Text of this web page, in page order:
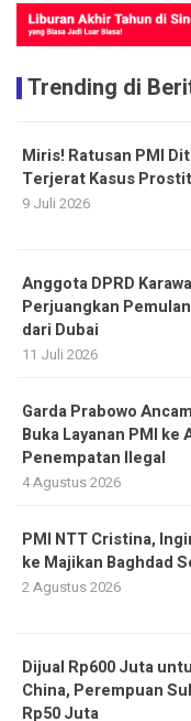
Trending di
Miris! Ratusan PMI
Terjerat Kasus
9 Juli 2026
Anggota DPRD
Perjuangkan
dari Dubai
11 Juli 2026
Garda Prabowo
Buka Layanan PMI ke
Penempatan Ilegal
4 Agustus 2026
PMI NTT Cristina,
ke Majikan Baghdad
2 Agustus 2026
Dijual Rp600 Juta
China, Perempuan
Rp50 Juta